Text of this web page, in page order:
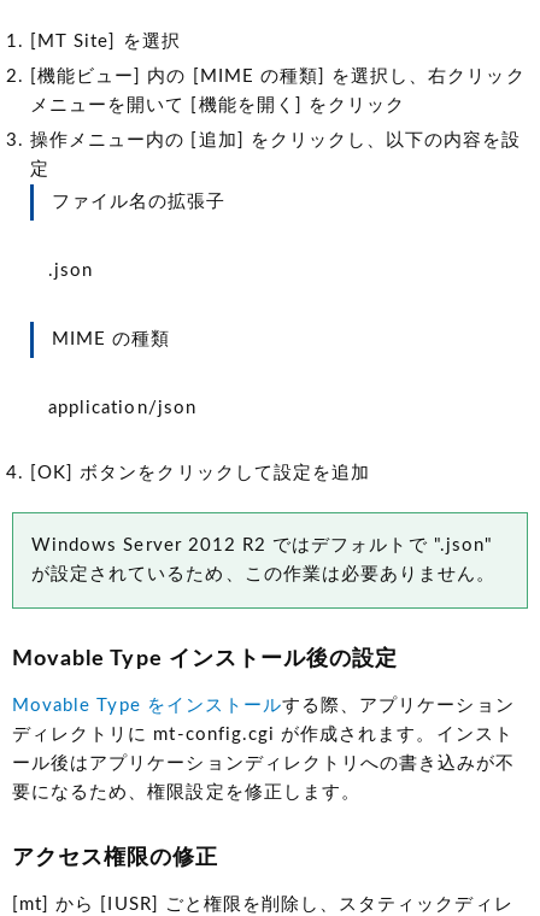
[MT Site] を選択
[機能ビュー] 内の [MIME の種類] を選択し、右クリック
メニューを開いて [機能を開く] をクリック
操作メニュー内の [追加] をクリックし、以下の内容を設
定
ファイル名の拡張子
.json
MIME の種類
application/json
[OK] ボタンをクリックして設定を追加
Windows Server 2012 R2 ではデフォルトで ".json"
が設定されているため、この作業は必要ありません。
Movable Type インストール後の設定
Movable Type をインストールする際、アプリケーション
ディレクトリに mt-config.cgi が作成されます。インスト
ール後はアプリケーションディレクトリへの書き込みが不
要になるため、権限設定を修正します。
アクセス権限の修正
[mt] から [IUSR] ごと権限を削除し、スタティックディレ